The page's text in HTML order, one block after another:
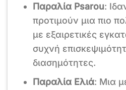
Παραλία Psarou:
προτιμούν μια πιο
με εξαιρετικές
συχνή
διασημότητες.
Παραλία Ελιά: Μια